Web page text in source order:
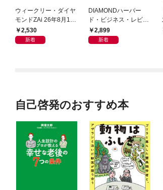
ウィークリー・ダイヤ
モンドZAi 26年8月10
日・17日合併号
2,530
新着
DIAMONDハーバー
ド・ビジネス・レビュ
ー 2026年9月号 特集
「上司をマネジメント
2,899
新着
自己啓発のおすすめ本